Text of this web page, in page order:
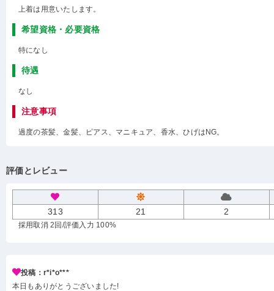
上着は用意いたします。
希望資格・必要資格
特になし
待遇
なし
注意事項
過度の茶髪、金髪、ピアス、マニキュア、香水、ひげはNG。
評価とレビュー
313 21 2
採用取消 2回 /評価入力 100%
投稿：r*i*o***
本日もありがとうございました!